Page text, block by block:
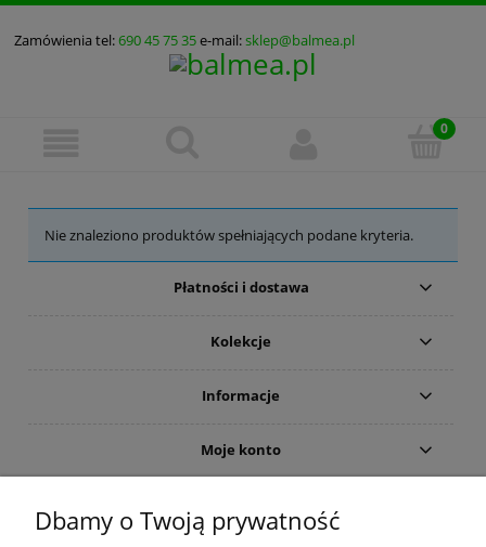
Zamówienia tel:690 45 75 35e-mail:sklep@balmea.pl
Nie znaleziono produktów spełniających podane kryteria.
Płatności i dostawa
Kolekcje
Informacje
Moje konto
Dbamy o Twoją prywatność